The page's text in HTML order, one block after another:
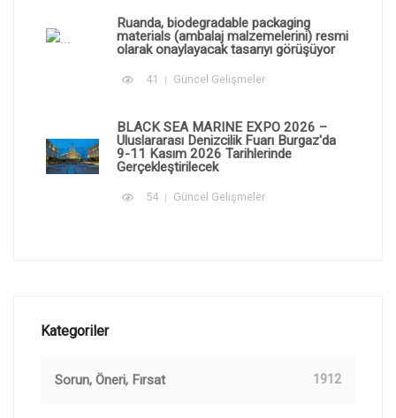
Ruanda, biodegradable packaging
materials (ambalaj malzemelerini) resmi
olarak onaylayacak tasarıyı görüşüyor
41 Güncel Gelişmeler
BLACK SEA MARINE EXPO 2026 –
Uluslararası Denizcilik Fuarı Burgaz'da
9-11 Kasım 2026 Tarihlerinde
Gerçekleştirilecek
54 Güncel Gelişmeler
Kategoriler
Sorun, Öneri, Fırsat 1912